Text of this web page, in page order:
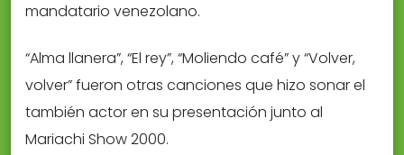
mandatario venezolano.
“Alma llanera”, “El rey”, “Moliendo café” y “Volver,
volver” fueron otras canciones que hizo sonar el
también actor en su presentación junto al
Mariachi Show 2000.